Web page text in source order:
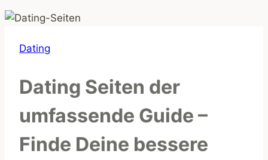
Dating
Dating Seiten der
umfassende Guide –
Finde Deine bessere